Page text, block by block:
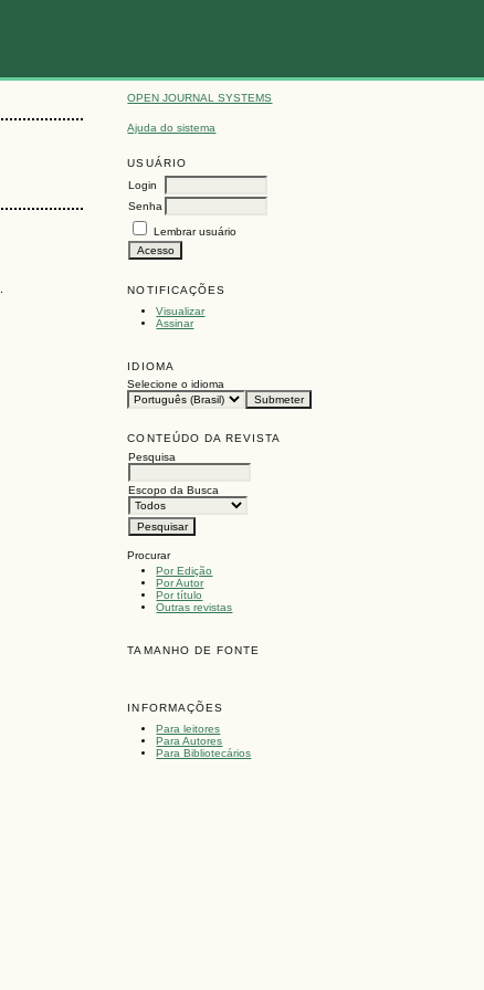
OPEN JOURNAL SYSTEMS
Ajuda do sistema
USUÁRIO
Login
Senha
Lembrar usuário
NOTIFICAÇÕES
Visualizar
Assinar
IDIOMA
Selecione o idioma
CONTEÚDO DA REVISTA
Pesquisa
Escopo da Busca
Procurar
Por Edição
Por Autor
Por título
Outras revistas
TAMANHO DE FONTE
INFORMAÇÕES
Para leitores
Para Autores
Para Bibliotecários